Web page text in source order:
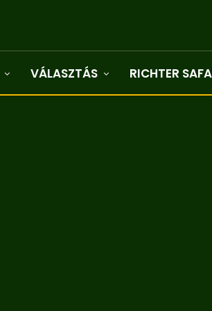
VÁLASZTÁS RICHTER